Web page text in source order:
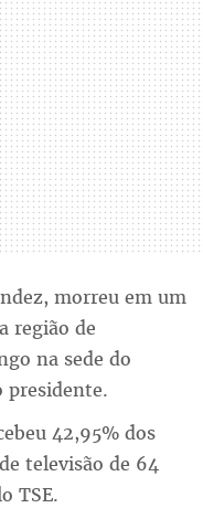
morreu em um
região de
na sede do
presidente.
42,95% dos
televisão de 64
TSE.